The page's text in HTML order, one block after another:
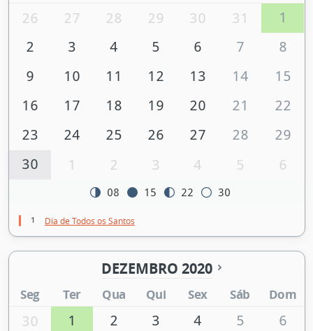
26 27 28 29 30 31
1
2
3 4 5 6 7
8
9
10 11 12 13 14
15
16
17 18 19 20 21
22
23
24 25 26 27 28
29
30
1 2 3 4 5 6
08 15 22 30
1 Dia de Todos os Santos
DEZEMBRO 2020
Seg Ter Qua Qui Sex Sáb Dom
30 1 2 3 4 5 6